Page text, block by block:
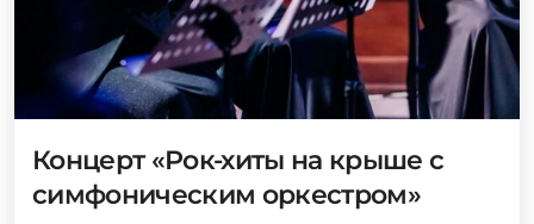
Концерт «Рок-хиты на крыше с
симфоническим оркестром»